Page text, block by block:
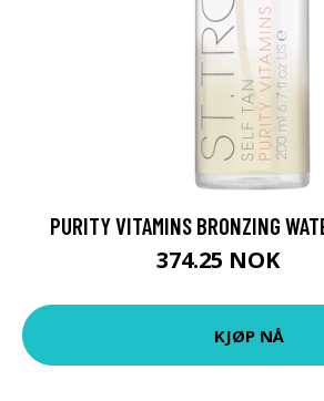
PURITY VITAMINS BRONZING
374.25 NOK
KJØP NÅ